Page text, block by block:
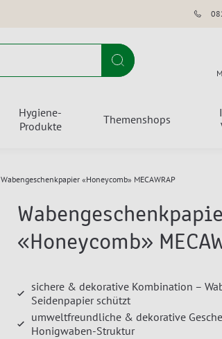
Suche
Hygiene-
Produkte
Themenshops
Wabengeschenkpapier «Honeycomb» MECAWRAP
«Honeycomb»
sichere & dekorative Kombination –
Seidenpapier schützt
umweltfreundliche & dekorative
Honigwaben-Struktur